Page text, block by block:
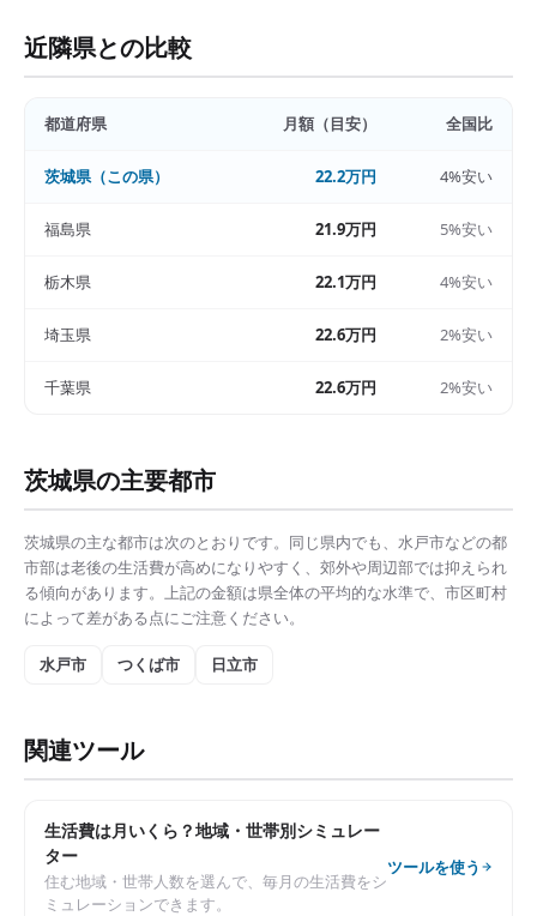
近隣県との比較
都道府県 月額（目安） 全国比
茨城県（この県） 22.2万円 4%安い
福島県 21.9万円 5%安い
栃木県 22.1万円 4%安い
埼玉県 22.6万円 2%安い
千葉県 22.6万円 2%安い
茨城県の主要都市
茨城県の主な都市は次のとおりです。同じ県内でも、 水戸市などの都
市部は老後の生活費が高めになりやすく、郊外や周辺部では抑えられ
る傾向があります。上記の金額は県全体の平均的な水準で、市区町村
によって差がある点にご注意ください。
水戸市 つくば市 日立市
関連ツール
生活費は月いくら？地域・世帯別シミュレー
ター
住む地域・世帯人数を選んで、毎月の生活費をシ
ミュレーションできます。
ツールを使う